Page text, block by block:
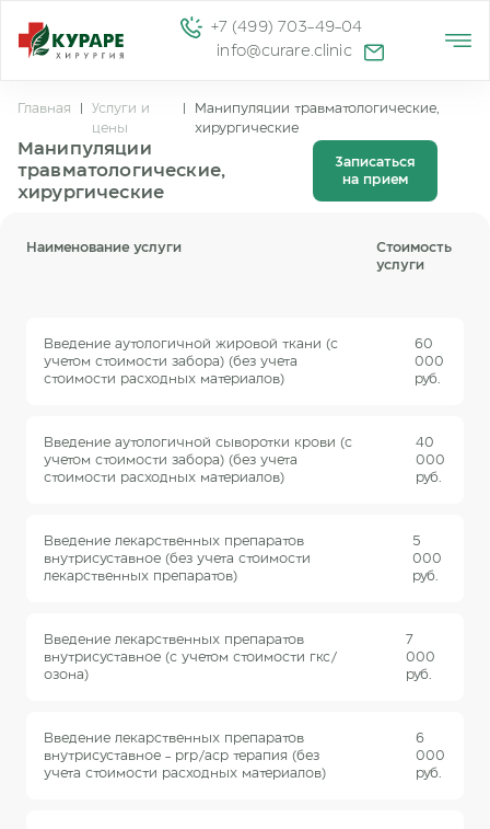
+7 (499) 703-49-04
info@curare.clinic
Главная
Услуги и
цены
Манипуляции травматологические,
хирургические
Манипуляции
травматологические,
хирургические
Записаться
на прием
Наименование услуги
Стоимость
услуги
Введение аутологичной жировой ткани (с
учетом стоимости забора) (без учета
стоимости расходных материалов)
60
000
руб.
Введение аутологичной сыворотки крови (с
учетом стоимости забора) (без учета
стоимости расходных материалов)
40
000
руб.
Введение лекарственных препаратов
внутрисуставное (без учета стоимости
лекарственных препаратов)
5
000
руб.
Введение лекарственных препаратов
внутрисуставное (с учетом стоимости гкс/
озона)
7
000
руб.
Введение лекарственных препаратов
внутрисуставное - prp/acp терапия (без
учета стоимости расходных материалов)
6
000
руб.